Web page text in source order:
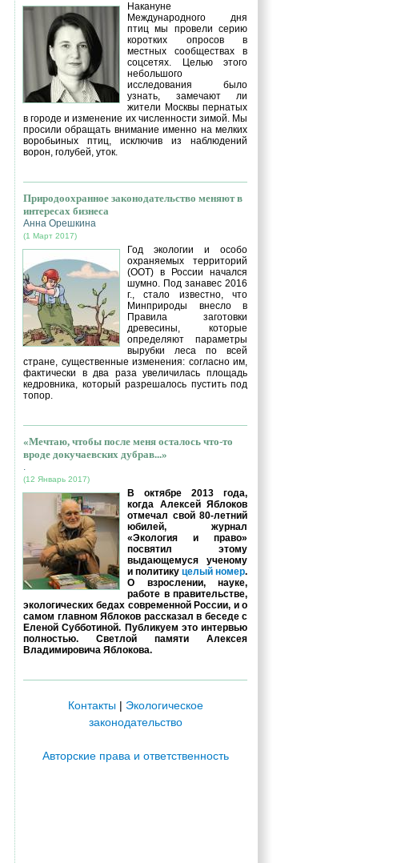
Накануне
Международного дня
птиц мы провели серию
коротких опросов в
местных сообществах в
соцсетях. Целью этого
небольшого
исследования было
узнать, замечают ли
жители Москвы пернатых
в городе и изменение их численности зимой. Мы
просили обращать внимание именно на мелких
воробьиных птиц, исключив из наблюдений
ворон, голубей, уток.
Природоохранное законодательство меняют в
интересах бизнеса
Анна Орешкина
(1 Март 2017)
Год экологии и особо
охраняемых территорий
(ООТ) в России начался
шумно. Под занавес 2016
г., стало известно, что
Минприроды внесло в
Правила заготовки
древесины, которые
определяют параметры
вырубки леса по всей
стране, существенные изменения: согласно им,
фактически в два раза увеличилась площадь
кедровника, который разрешалось пустить под
топор.
«Мечтаю, чтобы после меня осталось что-то
вроде докучаевских дубрав...»
.
(12 Январь 2017)
В октябре 2013 года,
когда Алексей Яблоков
отмечал свой 80-летний
юбилей, журнал
«Экология и право»
посвятил этому
выдающемуся ученому
и политику целый номер.
О взрослении, науке,
работе в правительстве,
экологических бедах современной России, и о
самом главном Яблоков рассказал в беседе с
Еленой Субботиной. Публикуем это интервью
полностью. Светлой памяти Алексея
Владимировича Яблокова.
Контакты| Экологическое
законодательство
Авторские права и ответственность